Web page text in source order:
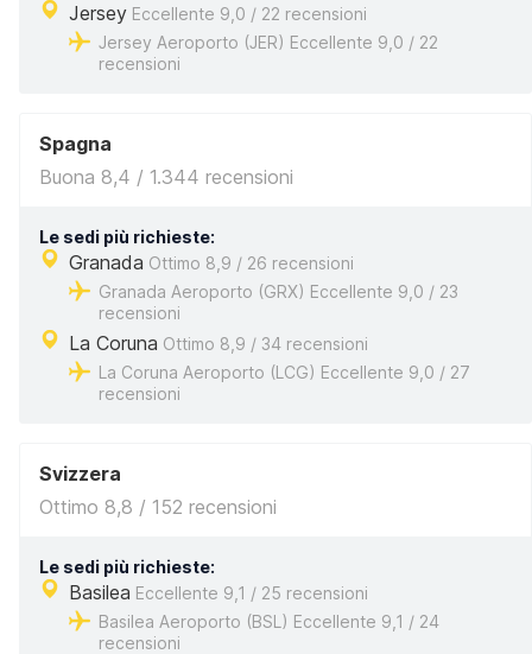
Jersey Eccellente 9,0 / 22 recensioni
Jersey Aeroporto (JER) Eccellente 9,0 / 22
recensioni
Spagna
Buona 8,4 / 1.344 recensioni
Le sedi più richieste:
Granada Ottimo 8,9 / 26 recensioni
Granada Aeroporto (GRX) Eccellente 9,0 / 23
recensioni
La Coruna Ottimo 8,9 / 34 recensioni
La Coruna Aeroporto (LCG) Eccellente 9,0 / 27
recensioni
Svizzera
Ottimo 8,8 / 152 recensioni
Le sedi più richieste:
Basilea Eccellente 9,1 / 25 recensioni
Basilea Aeroporto (BSL) Eccellente 9,1 / 24
recensioni